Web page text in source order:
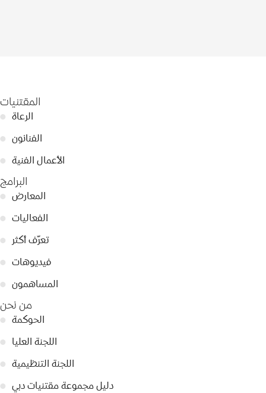
المقتنيات
● الرعاة
● الفنانون
● الأعمال الفنية
البرامج
● المعارض
● الفعاليات
●
تعرّف أكثر
● فيديوهات
● المساهمون
من نحن
● الحوكمة
● اللجنة العليا
● اللجنة التنظيمية
● دليل مجموعة مقتنيات دبي